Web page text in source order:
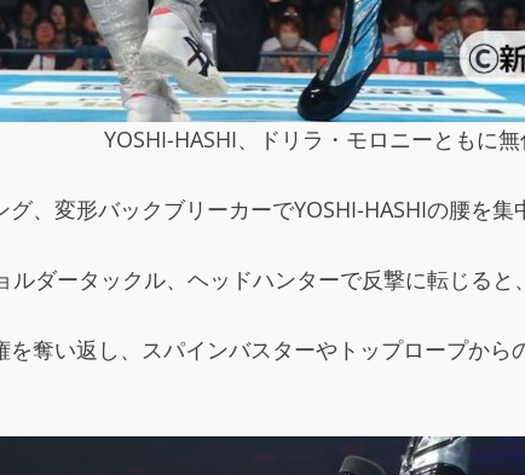
YOSHI-HASHI、ドリラ・モロニーともに
、変形バックブリーカーでYOSHI-HASHIの腰を集
ダータックル、ヘッドハンターで反撃に転じる
奪い返し、スパインバスターやトップロープか